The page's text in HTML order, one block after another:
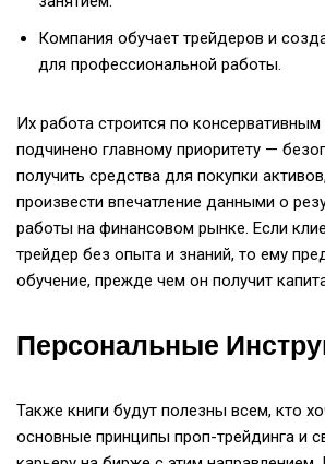
Компания обучает трейдеров и
для профессиональной работы.
Их работа строится по
подчинено главному приоритету —
получить средства для покупки
произвести впечатление данными о
работы на финансовом рынке. Если
трейдер без опыта и знаний, то ему
обучение, прежде чем он получит
Персональные
Также книги будут полезны всем, кто
основные принципы проп-трейдинга и